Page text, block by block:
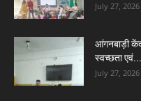
July 27, 2026
आंगनबाड़ी
स्वच्छता एवं...
July 27, 2026